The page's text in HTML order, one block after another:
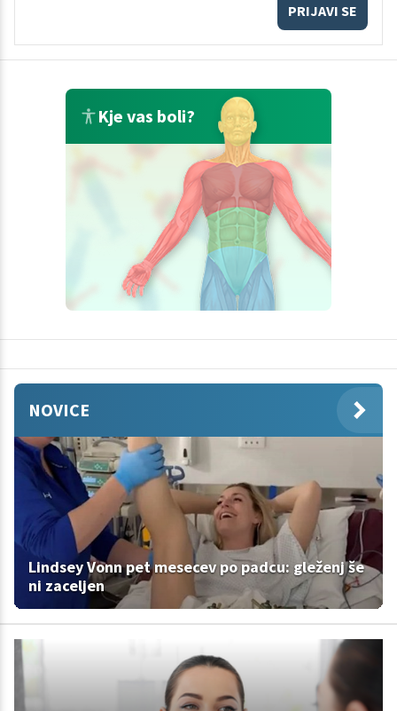
PRIJAVI SE
Kje vas boli?
NOVICE
Lindsey Vonn pet mesecev po padcu: gleženj še
ni zaceljen